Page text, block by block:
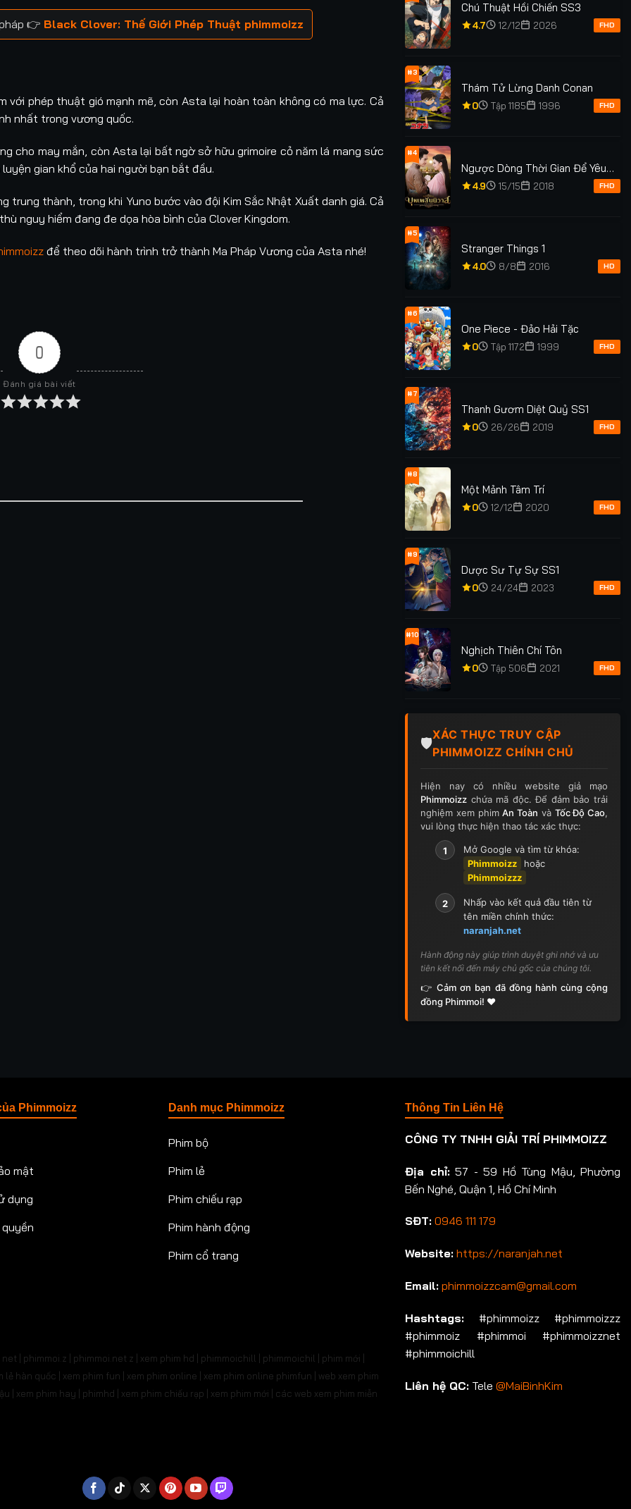
45 Tập 46 Tập 47 Tập 48 Tập 49
55 Tập 56 Tập 57 Tập 58 Tập 59
65
75 Tập 76 Tập 77 Tập 78 Tập 79 Tập 80
95 Tập 96 Tập 97 Tập 98
105 Tập 106 Tập 107 Tập 108 Tập 109 Tập 110
155 Tập 156
165 Tập 166
👉 Black Clover: Thế Giới Phép Thuật phimmoizz
với phép thuật gió mạnh mẽ, còn Asta lại hoàn toàn không có ma lực. Cả
nhất trong vương quốc.
cho may mắn, còn Asta lại bất ngờ sở hữu grimoire cỏ năm lá mang sức
gian khổ của hai người bạn bắt đầu.
trung thành, trong khi Yuno bước vào đội Kim Sắc Nhật Xuất danh giá. Cả
nguy hiểm đang đe dọa hòa bình của Clover Kingdom.
để theo dõi hành trình trở thành Ma Pháp Vương của Asta nhé!
0
Đánh giá bài viết
★ 0 TẬP 5
TRÒ CHƠI DỐI TRÁ
★ 5.0
Lượt xem: 836
Chú Thuật Hồi Chiến SS3
4.7 12/12 2026 FHD
#3
Thám Tử Lừng Danh Conan
0 Tập 1185 1996 FHD
#4
Ngược Dòng Thời Gian Để Yêu
Anh Phần 1
4.9 15/15 2018 FHD
#5
Stranger Things 1
4.0 8/8 2016 HD
#6
One Piece - Đảo Hải Tặc
0 Tập 1172 1999 FHD
#7
Thanh Gươm Diệt Quỷ SS1
0 26/26 2019 FHD
#8
Một Mảnh Tâm Trí
0 12/12 2020 FHD
#9
Dược Sư Tự Sự SS1
0 24/24 2023 FHD
#10
Nghịch Thiên Chí Tôn
0 Tập 506 2021 FHD
🛡️
XÁC THỰC TRUY CẬP
PHIMMOIZZ CHÍNH CHỦ
Hiện nay có nhiều website giả mạo
Phimmoizz chứa mã độc. Để đảm bảo trải
nghiệm xem phimAn Toàn và Tốc Độ Cao,
vui lòng thực hiện thao tác xác thực:
1
Mở Google và tìm từ khóa:
Phimmoizz
hoặc
Phimmoizzz
2
Nhấp vào kết quả đầu tiên từ
tên miền chính thức:
naranjah.net
Hành động này giúp trình duyệt ghi nhớ và ưu
tiên kết nối đến máy chủ gốc của chúng tôi.
👉 Cảm ơn bạn đã đồng hành cùng cộng
đồng Phimmoi! ❤️
Phimmoizz
mật
dụng
Danh mục Phimmoizz
Phim bộ
Phim lẻ
Phim chiếu rạp
Phim hành động
Phim cổ trang
| phimmoi.z | phimmoi.net z | xem phim hd | phimmoichill | phimmoichil | phim mới |
hàn quốc | xem phim fun | xem phim online | xem phim online phimfun | web xem phim
| xem phim hay | phimhd | xem phim chiếu rạp | xem phim mới | các web xem phim miễn
Thông Tin Liên Hệ
CÔNG TY TNHH GIẢI TRÍ PHIMMOIZZ
Địa chỉ:57 - 59 Hồ Tùng Mậu, Phường
Bến Nghé, Quận 1, Hồ Chí Minh
SĐT: 0946 111 179
Website: https://naranjah.net
Email: phimmoizzcam@gmail.com
Hashtags: #phimmoizz #phimmoizzz
#phimmoiz #phimmoi #phimmoizznet
#phimmoichill
Liên hệ QC: Tele @MaiBinhKim